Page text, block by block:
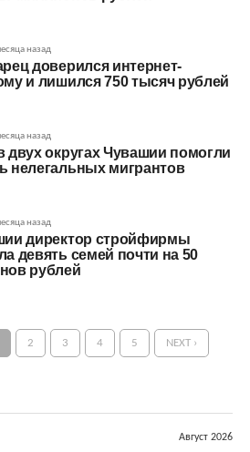
назад
доверился интернет-
и лишился 750 тысяч рублей
назад
двух округах Чувашии помогли
нелегальных мигрантов
назад
директор стройфирмы
девять семей почти на 50
рублей
2 3 4 5 NEXT ›
Август 2026